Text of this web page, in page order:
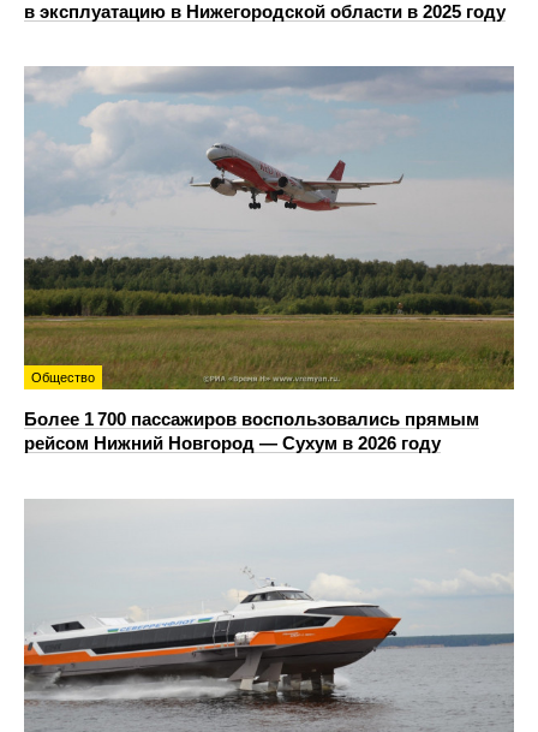
в эксплуатацию в Нижегородской области в 2025 году
Общество
Более 1 700 пассажиров воспользовались прямым
рейсом Нижний Новгород — Сухум в 2026 году